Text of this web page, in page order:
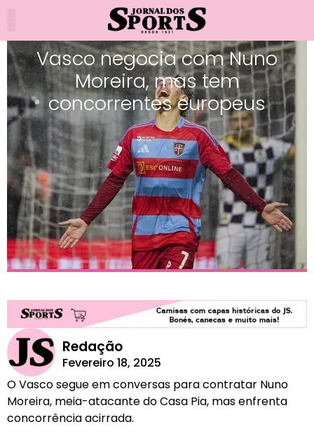
Vasco negocia com Nuno
Moreira, mas tem
concorrentes europeus
Redação
Fevereiro 18, 2025
O Vasco segue em conversas para contratar Nuno
Moreira, meia-atacante do Casa Pia, mas enfrenta
concorrência acirrada.